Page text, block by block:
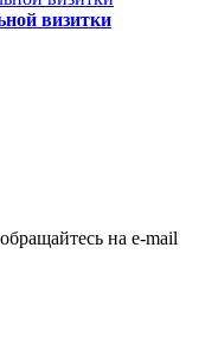
визитки
на e-mail